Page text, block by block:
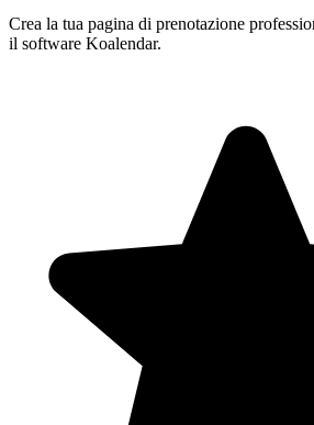
Crea la tua pagina di prenotazione
il software Koalendar.